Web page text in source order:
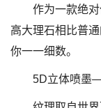
作为一款绝
高大理石相比普
你一一细数。
5D立体喷墨